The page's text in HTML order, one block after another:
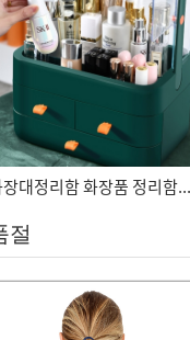
화장대정리함 화장품 정리함 정리대 정리대 보관함
절